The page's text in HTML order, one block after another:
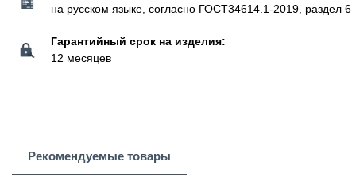
на русском языке, согласно ГОСТ34614.1-2019, раздел 6.
Гарантийный срок на изделия:
12 месяцев
Рекомендуемые товары